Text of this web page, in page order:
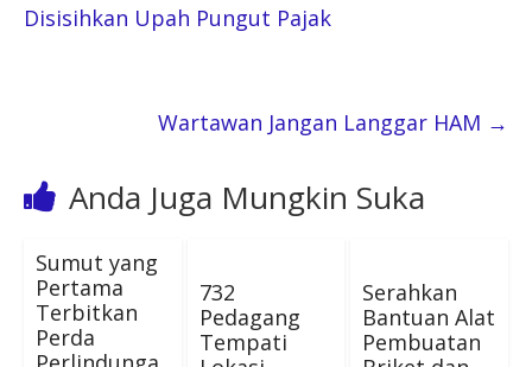
Disisihkan Upah Pungut Pajak
Wartawan Jangan Langgar HAM →
Anda Juga Mungkin Suka
Sumut yang
Pertama
Terbitkan
Perda
732
Pedagang
Tempati
Serahkan
Bantuan Alat
Pembuatan